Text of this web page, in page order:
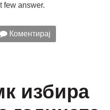
few answer.
Коментирај
избира